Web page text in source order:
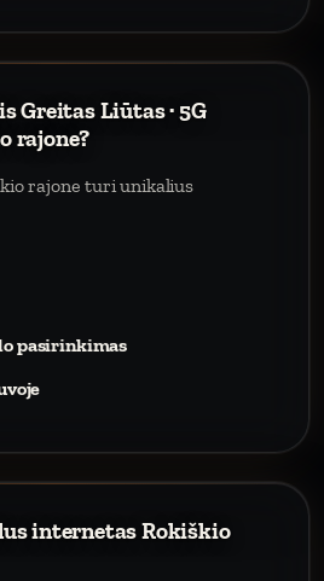
Greitas Liūtas · 5G
rajone?
rajone turi unikalius
pasirinkimas
internetas Rokiškio